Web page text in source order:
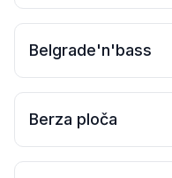
Belgrade'n'bass
Berza ploča